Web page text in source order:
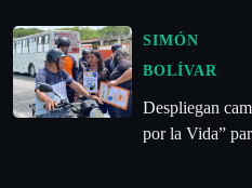
SIMÓN
BOLÍVAR
‎Despliegan
por la Vida”